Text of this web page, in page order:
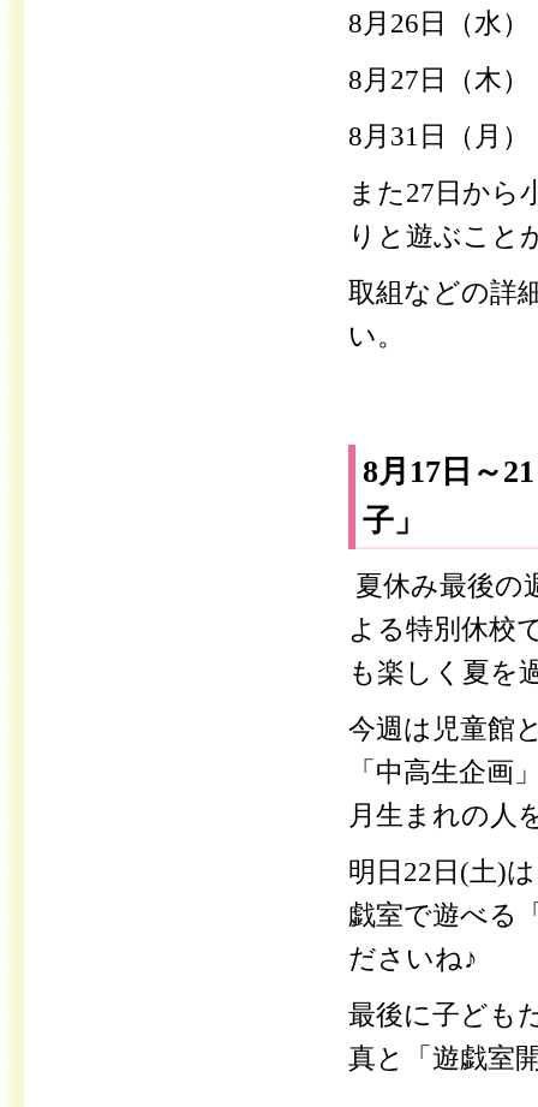
8月26日（水
8月27日（木
8月31日（月
また27日から
りと遊ぶこと
取組などの詳
い。
8月17日～
子」
夏休み最後の
よる特別休校
も楽しく夏を
今週は児童館
「中高生企
月生まれの人
明日22日(土)
戯室で遊べる
ださいね♪
最後に子ども
真と「遊戯室